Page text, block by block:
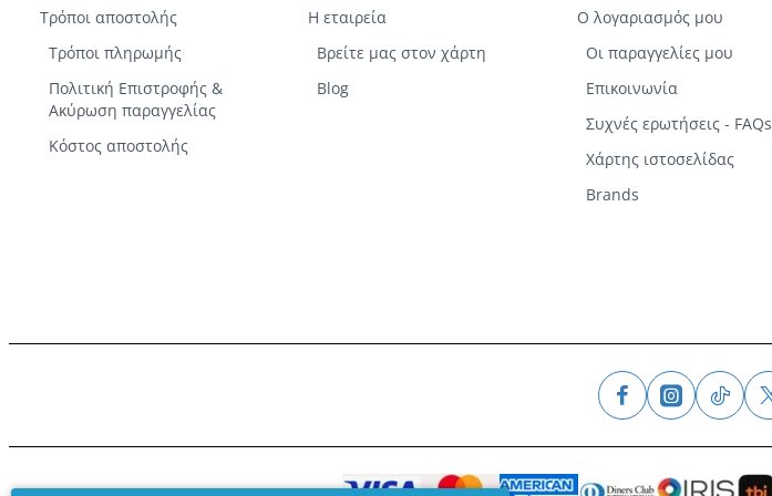
Τρόποι αποστολής
Τρόποι πληρωμής
Πολιτική Επιστροφής &
Ακύρωση παραγγελίας
Κόστος αποστολής
Η εταιρεία
Βρείτε μας στον χάρτη
Blog
Ο λογαριασμός μου
Οι παραγγελίες μου
Επικοινωνία
Συχνές ερωτήσεις - FAQs
Χάρτης ιστοσελίδας
Brands